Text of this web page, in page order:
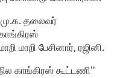
தலைவர்
மாறி பேசினார், ரஜினி.
காங்கிரஸ் கூட்டணி''